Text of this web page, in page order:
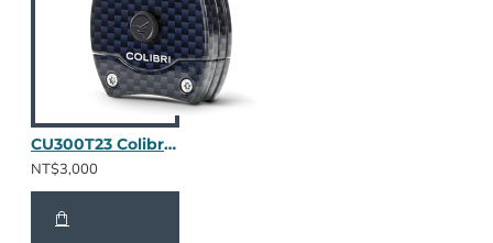
CU300T23 Colibri V-Cut 碳纖維(鐵藍)
NT$3,000